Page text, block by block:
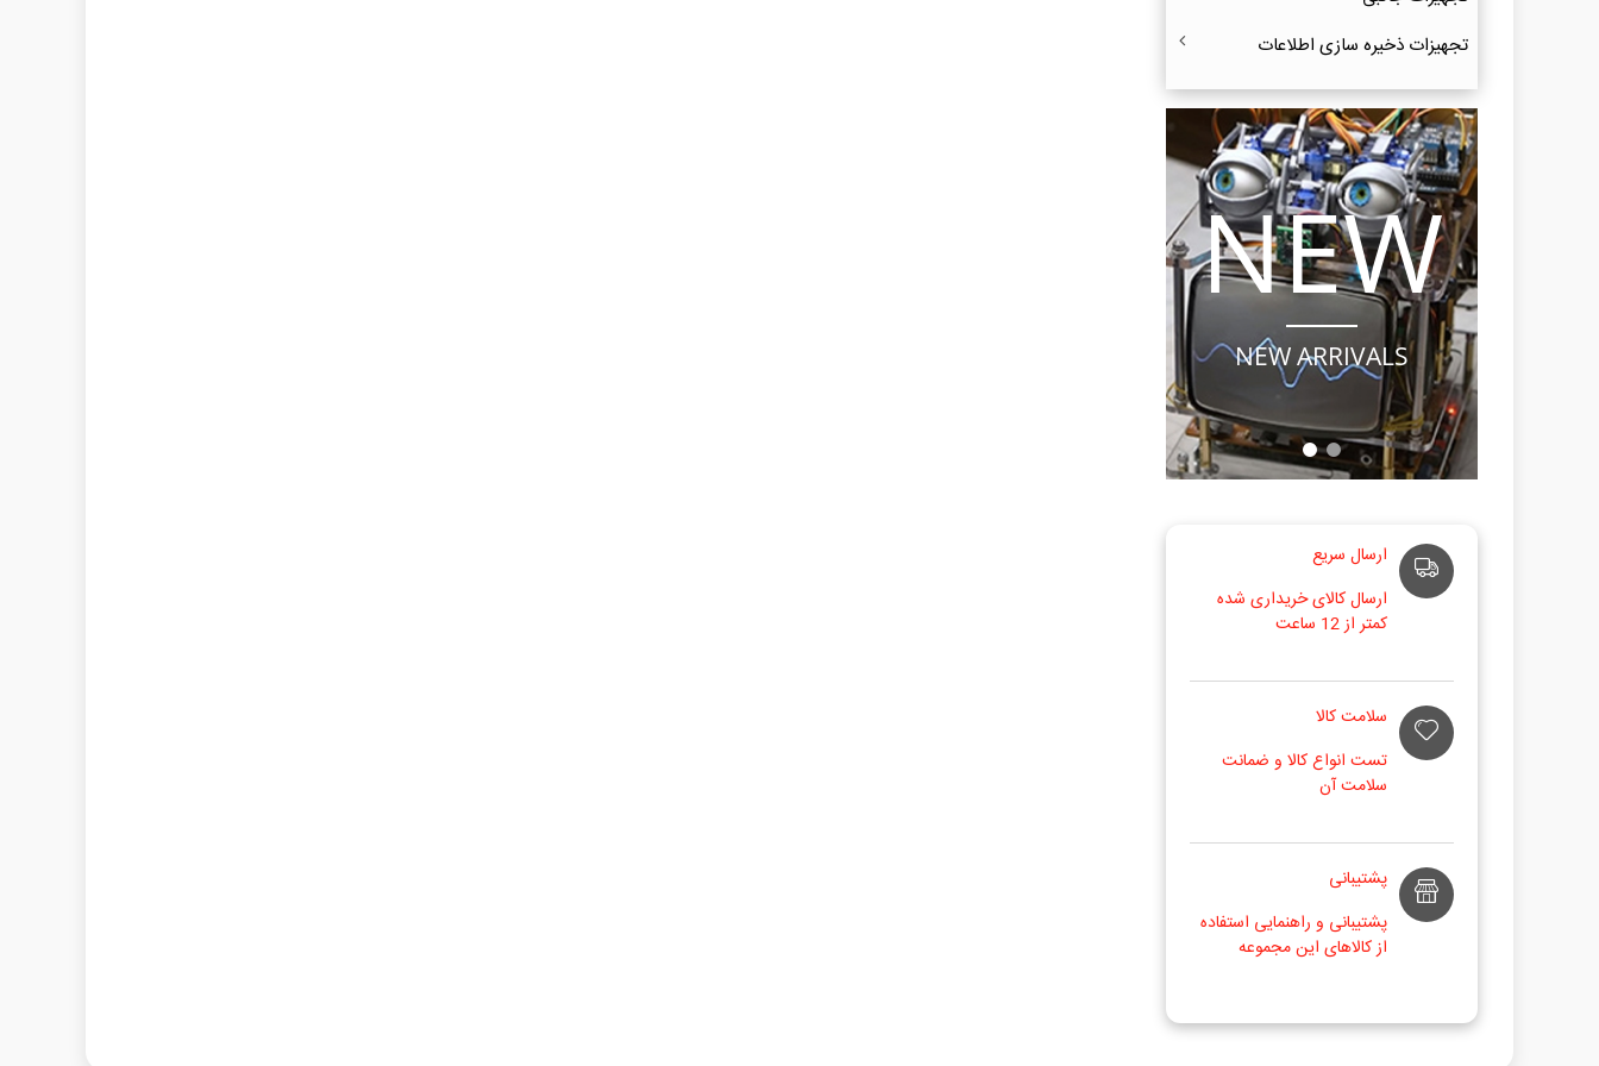
تجهیزات ذخیره‌ سازی اطلاعات
NEW
NEW ARRIVALS
ارسال سریع
ارسال کالای خریداری شده
کمتر از 12 ساعت
سلامت کالا
تست انواع کالا و ضمانت
سلامت آن
پشتیبانی
پشتیبانی و راهنمایی استفاده
از کالاهای این مجموعه